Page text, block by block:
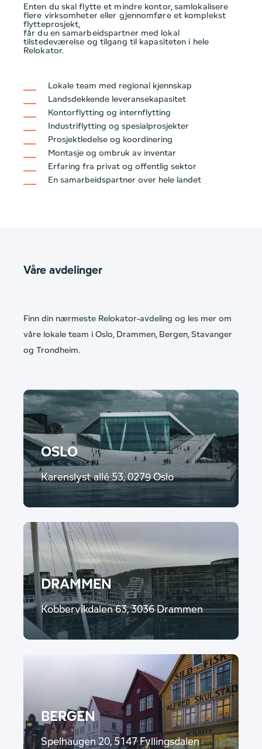
Enten du skal flytte et mindre kontor, samlokalisere
flere virksomheter eller gjennomføre et komplekst
flytteprosjekt,
får du en samarbeidspartner med lokal
tilstedeværelse og tilgang til kapasiteten i hele
Relokator.
Lokale team med regional kjennskap
Landsdekkende leveransekapasitet
Kontorflytting og internflytting
Industriflytting og spesialprosjekter
Prosjektledelse og koordinering
Montasje og ombruk av inventar
Erfaring fra privat og offentlig sektor
En samarbeidspartner over hele landet
Våre avdelinger
Finn din nærmeste Relokator-avdeling og les mer om
våre lokale team i Oslo, Drammen, Bergen, Stavanger
og Trondheim.
OSLO
Karenslyst allé 53, 0279 Oslo
DRAMMEN
Kobbervikdalen 63, 3036 Drammen
BERGEN
Spelhaugen 20, 5147 Fyllingsdalen